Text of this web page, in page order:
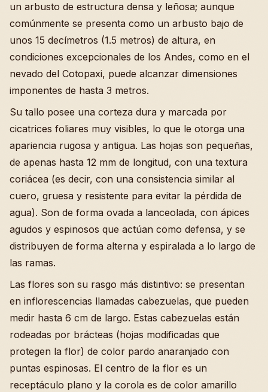
un arbusto de estructura densa y leñosa; aunque
comúnmente se presenta como un arbusto bajo de
unos 15 decímetros (1.5 metros) de altura, en
condiciones excepcionales de los Andes, como en el
nevado del Cotopaxi, puede alcanzar dimensiones
imponentes de hasta 3 metros.
Su tallo posee una corteza dura y marcada por
cicatrices foliares muy visibles, lo que le otorga una
apariencia rugosa y antigua. Las hojas son pequeñas,
de apenas hasta 12 mm de longitud, con una textura
coriácea (es decir, con una consistencia similar al
cuero, gruesa y resistente para evitar la pérdida de
agua). Son de forma ovada a lanceolada, con ápices
agudos y espinosos que actúan como defensa, y se
distribuyen de forma alterna y espiralada a lo largo de
las ramas.
Las flores son su rasgo más distintivo: se presentan
en inflorescencias llamadas cabezuelas, que pueden
medir hasta 6 cm de largo. Estas cabezuelas están
rodeadas por brácteas (hojas modificadas que
protegen la flor) de color pardo anaranjado con
puntas espinosas. El centro de la flor es un
receptáculo plano y la corola es de color amarillo